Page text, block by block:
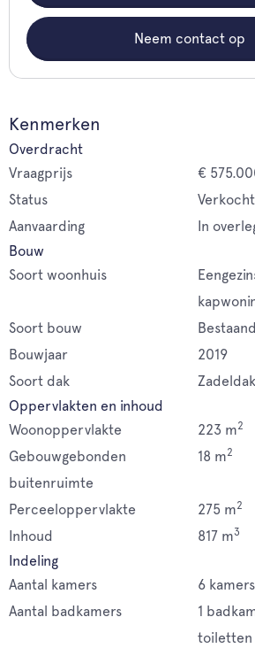
Neem contact op
Kenmerken
Overdracht
Vraagprijs
€
Status
Aanvaarding
In
Bouw
Soort woonhuis
Soort bouw
Bouwjaar
2019
Soort dak
Oppervlakten en inhoud
Woonoppervlakte
223 m2
Gebouwgebonden
buitenruimte
18 m2
Perceeloppervlakte 275 m2
Inhoud 817 m3
Indeling
Aantal kamers
6
Aantal badkamers
1
toiletten